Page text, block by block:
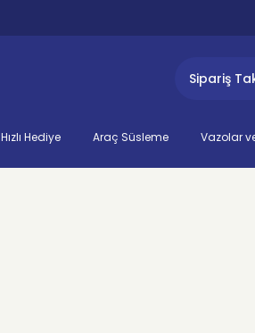
Sipariş
Hızlı Hediye Araç Süsleme Vazolar